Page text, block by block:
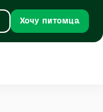
Хочу питомца